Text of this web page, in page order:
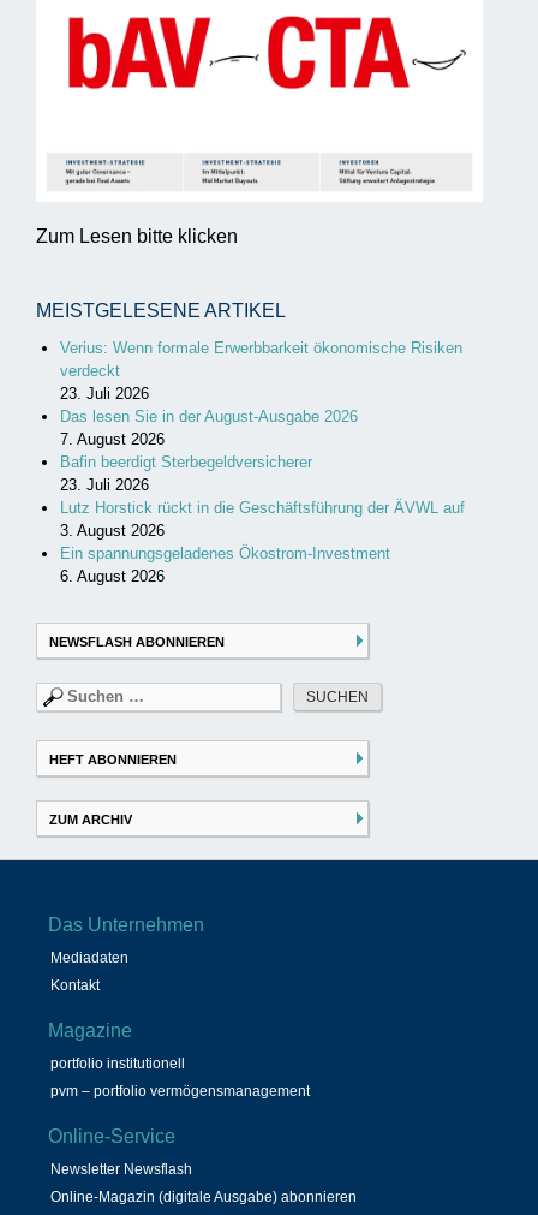
Zum Lesen bitte klicken
MEISTGELESENE ARTIKEL
Verius: Wenn formale Erwerbbarkeit ökonomische Risiken
verdeckt
23. Juli 2026
Das lesen Sie in der August-Ausgabe 2026
7. August 2026
Bafin beerdigt Sterbegeldversicherer
23. Juli 2026
Lutz Horstick rückt in die Geschäftsführung der ÄVWL auf
3. August 2026
Ein spannungsgeladenes Ökostrom-Investment
6. August 2026
NEWSFLASH ABONNIEREN
Suchen
nach:
HEFT ABONNIEREN
ZUM ARCHIV
Das Unternehmen
Mediadaten
Kontakt
Magazine
portfolio institutionell
pvm – portfolio vermögensmanagement
Online-Service
Newsletter Newsflash
Online-Magazin (digitale Ausgabe) abonnieren